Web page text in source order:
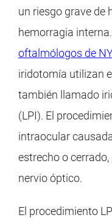
un riesgo grave de
hemorragia
oftalmólogos de
iridotomía utilizan
también llamado
(LPI). El
intraocular
estrecho o
nervio óptico.
El procedimiento